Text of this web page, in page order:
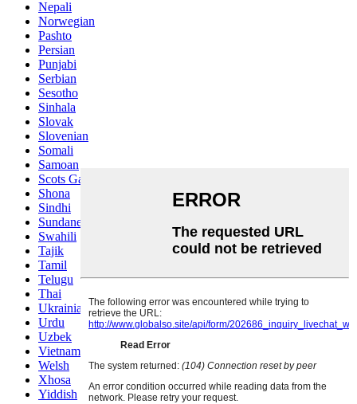
Nepali
Norwegian
Pashto
Persian
Punjabi
Serbian
Sesotho
Sinhala
Slovak
Slovenian
Somali
Samoan
Scots Gaelic
Shona
Sindhi
Sundanese
Swahili
Tajik
Tamil
Telugu
Thai
Ukrainian
Urdu
Uzbek
Vietnamese
Welsh
Xhosa
Yiddish